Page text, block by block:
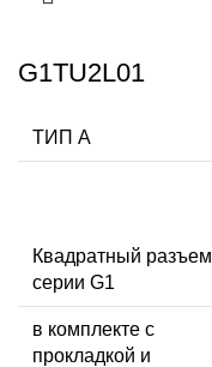
G1TU2L01
ТИП А
Квадратный разъем
серии G1
в комплекте с
прокладкой и